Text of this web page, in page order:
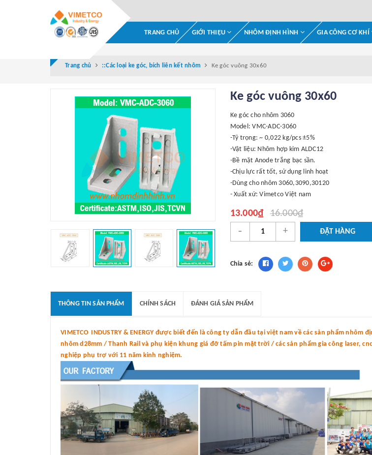
TRANG CHỦ GIỚI THIỆU NHÔM ĐỊNH HÌNH GIA CÔNG CƠ KHÍ
Trang chủ ::Các loại ke góc, bích liên kết nhôm Ke góc vuông 30x60
Ke góc vuông 30x60
Ke góc cho nhôm 3060
Model: VMC-ADC-3060
-Tỷ trọng: ~ 0,022 kg/pcs ±5%
-Vật liệu: Nhôm hợp kim ALDC12
-Bề mặt Anode trắng bạc sần.
-Chịu lực rất tốt, sử dụng linh hoạt
-Dùng cho nhôm 3060,3090,30120
- Xuất xứ: Vimetco Việt nam
13.000₫ 16.000₫
- + ĐẶT HÀNG
Chia sẻ:
THÔNG TIN SẢN PHẨM CHÍNH SÁCH ĐÁNH GIÁ SẢN PHẨM
VIMETCO INDUSTRY & ENERGY được biết đến là công ty dẫn đầu tại việt nam về các sản phẩm
nhôm d28mm / Thanh Rail và phụ kiện khung giá đỡ tấm pin mặt trời / các sản phẩm gia công laser,
nghiệp phụ trợ với 11 năm kinh nghiệm.